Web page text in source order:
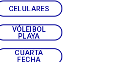
CELULARES
VÓLEIBOL
PLAYA
CUARTA
FECHA